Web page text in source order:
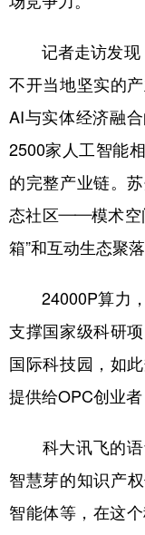
记者走访发现，
不开当地坚实的
AI与实体经济融
2500家人工智能
的完整产业链。
态社区——模术空
箱”和互动生态聚落
24000P算力，
支撑国家级科研
国际科技园，如
提供给OPC创业
科大讯飞的语
智慧芽的知识产
智能体等，在这